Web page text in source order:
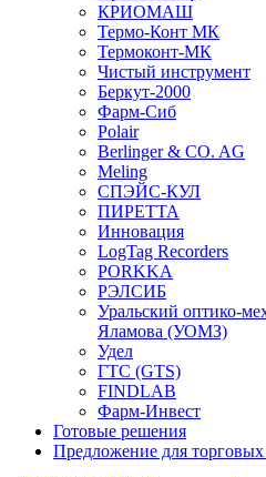
КРИОМАШ
Термо-Конт МК
Термоконт-МК
Чистый инструмент
Беркут-2000
Фарм-Сиб
Polair
Berlinger & CO. AG
Meling
СПЭЙС-КУЛ
ПИРЕТТА
Инновация
LogTag Recorders
PORKKA
РЭЛСИБ
Уральский оптико-
Яламова (УОМЗ)
Удел
ГТС (GTS)
FINDLAB
Фарм-Инвест
Готовые решения
Предложение для